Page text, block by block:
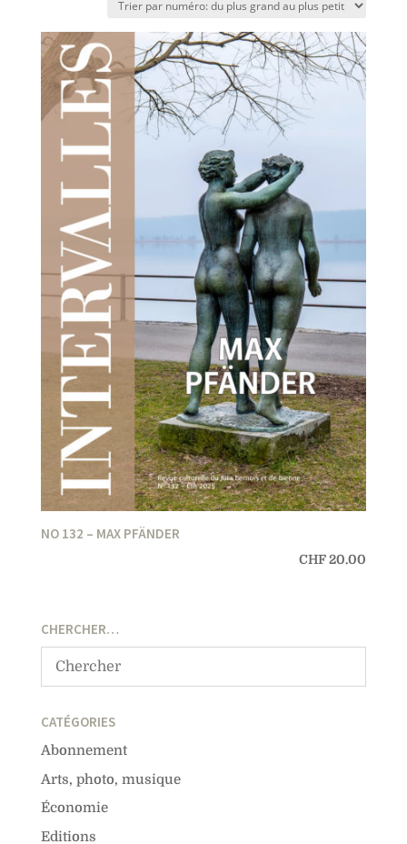
NO 132 – MAX PFÄNDER
CHF20.00
CHERCHER…
CATÉGORIES
Abonnement
Arts, photo, musique
Économie
Editions